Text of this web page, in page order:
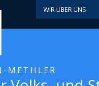
WIR ÜBER UNS